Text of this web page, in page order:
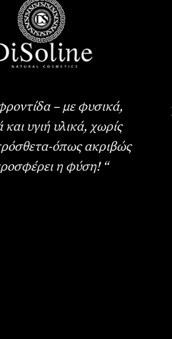
– με φυσικά,
υγιή υλικά, χωρίς
όπως ακριβώς
η φύση! “